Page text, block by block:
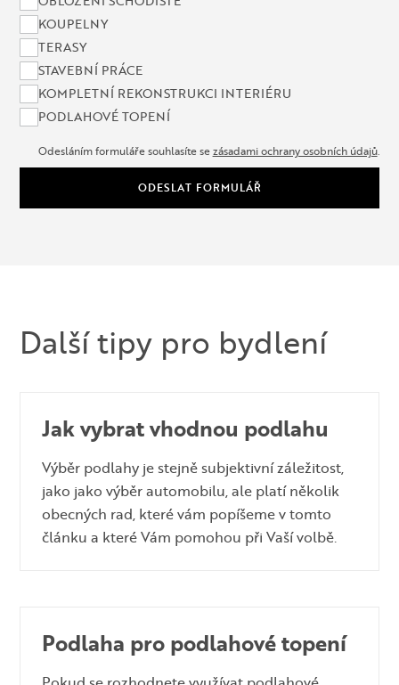
KOUPELNY
TERASY
STAVEBNÍ PRÁCE
KOMPLETNÍ REKONSTRUKCI INTERIÉRU
PODLAHOVÉ TOPENÍ
Odesláním formuláře souhlasíte sezásadami ochrany osobních údajů.
ODESLAT FORMULÁŘ
Další tipy pro bydlení
Jak vybrat vhodnou podlahu
Výběr podlahy je stejně subjektivní záležitost,
jako jako výběr automobilu, ale platí několik
obecných rad, které vám popíšeme v tomto
článku a které Vám pomohou při Vaší volbě.
Podlaha pro podlahové topení